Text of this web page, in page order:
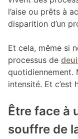
l’aise ou prêts à
disparition d’un
Et cela, même si
processus de
quotidiennement.
intensité. Et c’est
Être face à
souffre de